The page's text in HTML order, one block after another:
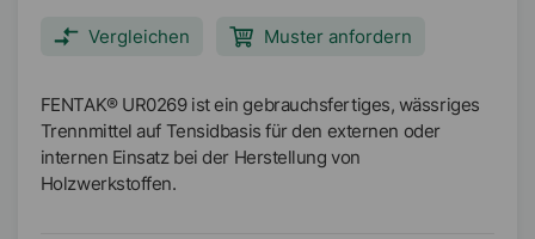
Vergleichen Muster anfordern
FENTAK® UR0269 ist ein gebrauchsfertiges, wässriges
Trennmittel auf Tensidbasis für den externen oder
internen Einsatz bei der Herstellung von
Holzwerkstoffen.